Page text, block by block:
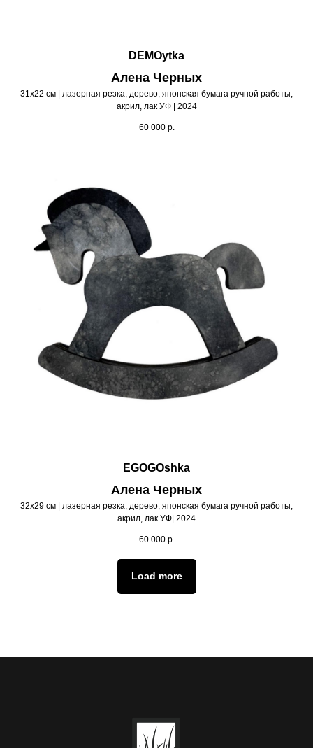
DEMOytka
Алена Черных
31х22 см | лазерная резка, дерево, японская бумага ручной работы,
акрил, лак УФ | 2024
60 000 р.
EGOGOshka
Алена Черных
32х29 см | лазерная резка, дерево, японская бумага ручной работы,
акрил, лак УФ| 2024
60 000 р.
Load more